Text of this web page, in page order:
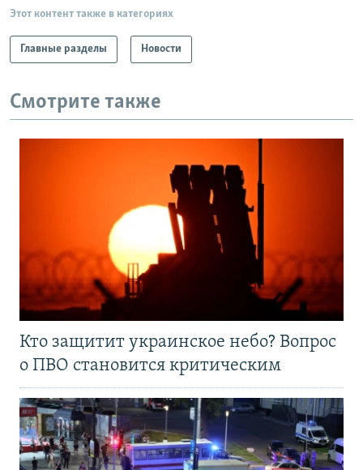
Этот контент также в категориях
Главные разделы Новости
Смотрите также
Кто защитит украинское небо? Вопрос
о ПВО становится критическим